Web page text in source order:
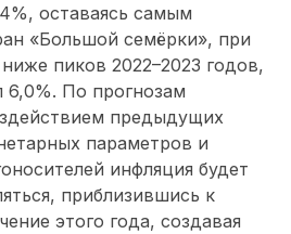
оставаясь самым
«Большой семёрки», при
пиков 2022–2023 годов,
По прогнозам
предыдущих
параметров и
инфляция будет
приблизившись к
этого года, создавая